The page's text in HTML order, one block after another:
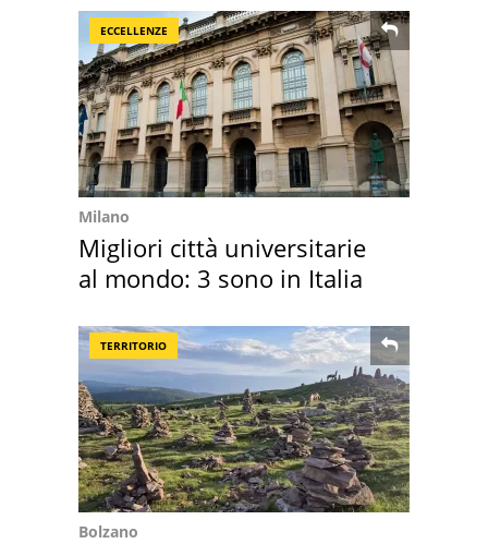
ECCELLENZE
Milano
Migliori città universitarie
al mondo: 3 sono in Italia
TERRITORIO
Bolzano